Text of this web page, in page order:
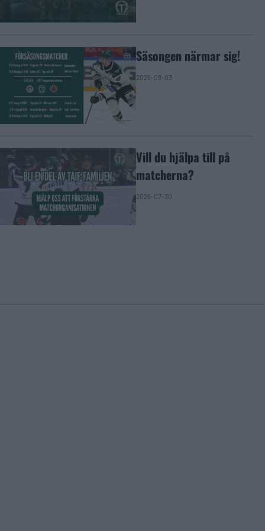
Säsongen närmar sig!
2026-08-03
Vill du hjälpa till på
matcherna?
2026-07-30